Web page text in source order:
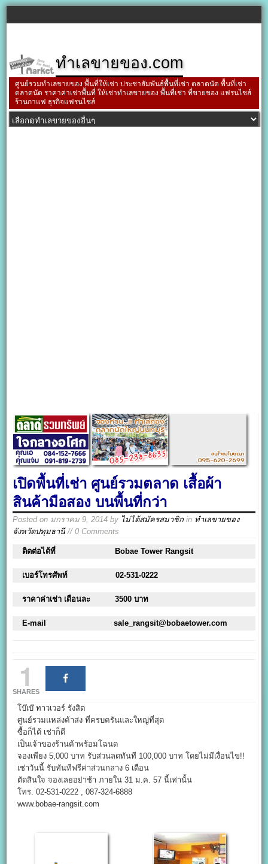
ทำเลขายของ.com
ศูนย์รวมทำเลขายของ พื้นที่ให้เช่า ประชาสัมพันธ์พื้นที่เช่า ตลาดนัด พื้นที่เช่า
ตลาดนัด ราคาค่าเช่าพื้นที่ ให้เช่าทำเลขายของ พื้นที่เช่า ที่ขายของ แฟรนไชส์
ร้านกาแฟ ธุรกิจแฟรนไชส์
เปิดพื้นที่เช่า ศูนย์รวมตลาด เสื้อผ้า
สินค้ามือสอง บนพื้นที่กว่า
Posted on มกราคม 9, 2014 by ไม่ได้สมัครสมาชิก in ทำเลขายของ
จังหวัดปทุมธานี// 0 Comments
ติดต่อได้ที่ Bobae Tower Rangsit
เบอร์โทรศัพท์ 02-531-0222
ราคาค่าเช่า เดือนละ 3500 บาท
E-mail sale_rangsit@bobaetower.com
1
SHARES
โบ๊เบ๊ ทาวเวอร์ รังสิต
ศูนย์รวมแหล่งค้าส่ง ที่ครบครันและใหญ่ที่สุด
ซื้อก็ได้ เช่าก็ดี
เป็นเจ้าของร้านค้าพร้อมโฉนด
จองเพียง 5,000 บาท รับส่วนลดทันที 100,000 บาท โดยไม่มีเงื่อนไข!!
เช่าวันนี้ รับทันทีฟรีค่าส่วนกลาง 6 เดือน
ตัดสินใจ จองเลยอย่าช้า ภายใน 31 ม.ค. 57 นี้เท่านั้น
โทร. 02-531-0222 , 087-324-6888
www.bobae-rangsit.com